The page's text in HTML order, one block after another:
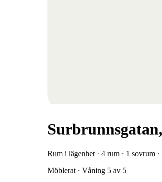
Rum i lägenhet · 4 rum · 1 sovrum ·
Möblerat · Våning 5 av 5